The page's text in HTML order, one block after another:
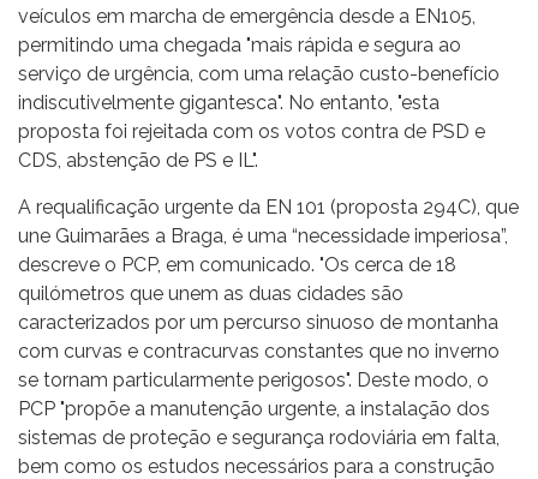
veículos em marcha de emergência desde a EN105,
permitindo uma chegada "mais rápida e segura ao
serviço de urgência, com uma relação custo-benefício
indiscutivelmente gigantesca". No entanto, "esta
proposta foi rejeitada com os votos contra de PSD e
CDS, abstenção de PS e IL".
A requalificação urgente da EN 101 (proposta 294C), que
une Guimarães a Braga, é uma “necessidade imperiosa”,
descreve o PCP, em comunicado. "Os cerca de 18
quilómetros que unem as duas cidades são
caracterizados por um percurso sinuoso de montanha
com curvas e contracurvas constantes que no inverno
se tornam particularmente perigosos". Deste modo, o
PCP "propõe a manutenção urgente, a instalação dos
sistemas de proteção e segurança rodoviária em falta,
bem como os estudos necessários para a construção